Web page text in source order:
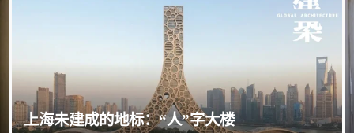
上海未建成的地标：“人”字大楼